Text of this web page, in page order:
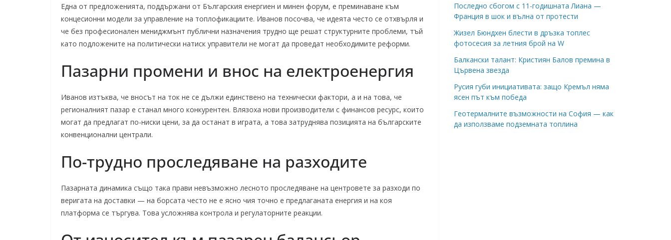
Една от предложенията, поддържани от Българския енергиен и минен форум, е преминаване към
концесионни модели за управление на топлофикациите. Иванов посочва, че идеята често се отхвърля и
че без професионален мениджмънт публични назначения трудно ще решат структурните проблеми, тъй
като подложените на политически натиск управители не могат да проведат необходимите реформи.
Пазарни промени и внос на електроенергия
Иванов изтъква, че вносът на ток не се дължи единствено на технически фактори, а и на това, че
регионалният пазар е станал много конкурентен. Влязоха нови производители с финансов ресурс, които
могат да предлагат по-ниски цени, за да останат в играта, а това затруднява позицията на българските
конвенционални централи.
По-трудно проследяване на разходите
Пазарната динамика също така прави невъзможно лесното проследяване на центровете за разходи по
веригата на доставки — на борсата често не е ясно чия точно е предлаганата енергия и на коя
платформа се търгува. Това усложнява контрола и регулаторните реакции.
Последно сбогом с 11-годишната Лиана —
Франция в шок и вълна от протести
Жизел Бюндхен блести в дръзка топлес
фотосесия за летния брой на W
Балкански талант: Кристиян Балов премина в
Цървена звезда
Русия губи инициативата: защо Кремъл няма
ясен път към победа
Геотермалните възможности на София — как
да използваме подземната топлина